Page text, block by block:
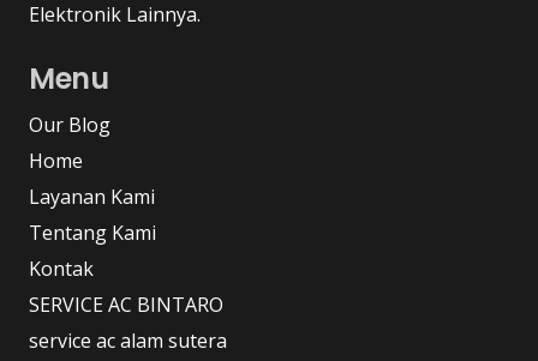
Elektronik Lainnya.
Menu
Our Blog
Home
Layanan Kami
Tentang Kami
Kontak
SERVICE AC BINTARO
service ac alam sutera